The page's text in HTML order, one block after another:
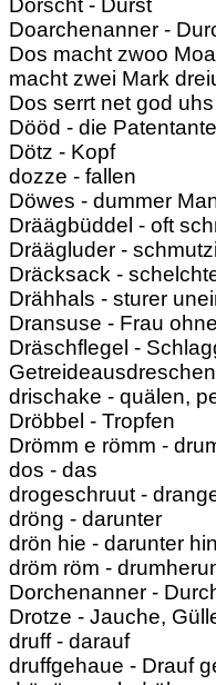
Doarchenanner -
Dos macht zwoo
macht zwei Mark
Dos serrt net god
Dööd - die Patentante
Dötz - Kopf
dozze - fallen
Döwes - dummer
Dräägbüddel - oft
Dräägluder -
Dräcksack -
Drähhals - sturer
Dransuse - Frau
Dräschflegel -
Getreideausdreschen
drischake - quälen,
Dröbbel - Tropfen
Drömm e römm -
dos - das
drogeschruut -
dröng - darunter
drön hie - darunter hin
dröm röm -
Dorchenanner -
Drotze - Jauche,
druff - darauf
druffgehaue - Drauf